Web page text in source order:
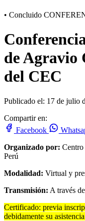
• Concluido
de Agravio
del CEC
Publicado el: 17 de julio
Compartir en:
Facebook
Organizado por:
Perú
Modalidad: Virtual y
Transmisión: A través
Certificado: previa
debidamente su